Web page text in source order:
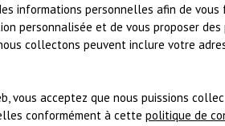
informations personnelles afin de vous
personnalisée et de vous proposer
collectons peuvent inclure votre
vous acceptez que nous puissions
conformément à cette politique de